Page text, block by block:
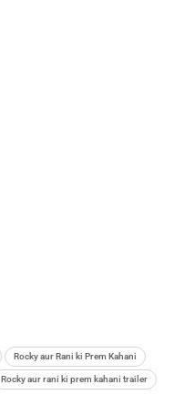
Rocky aur Rani ki Prem Kahani
Rocky aur rani ki prem kahani trailer